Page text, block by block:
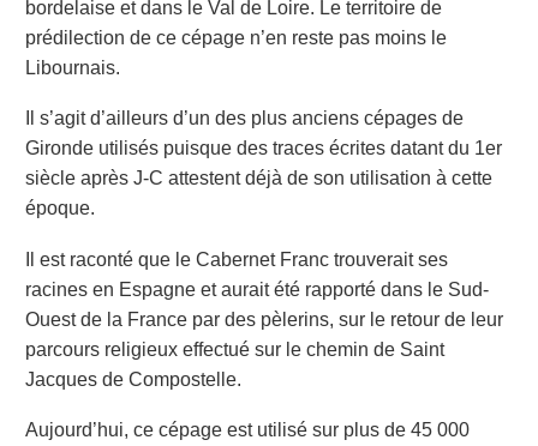
bordelaise et dans le Val de Loire. Le territoire de
prédilection de ce cépage n’en reste pas moins le
Libournais.
Il s’agit d’ailleurs d’un des plus anciens cépages de
Gironde utilisés puisque des traces écrites datant du 1er
siècle après J-C attestent déjà de son utilisation à cette
époque.
Il est raconté que le Cabernet Franc trouverait ses
racines en Espagne et aurait été rapporté dans le Sud-
Ouest de la France par des pèlerins, sur le retour de leur
parcours religieux effectué sur le chemin de Saint
Jacques de Compostelle.
Aujourd’hui, ce cépage est utilisé sur plus de 45 000